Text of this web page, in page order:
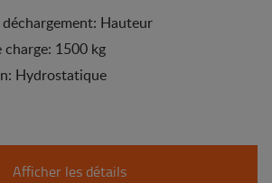
déchargement: Hauteur
charge: 1500 kg
Hydrostatique
Afficher les détails